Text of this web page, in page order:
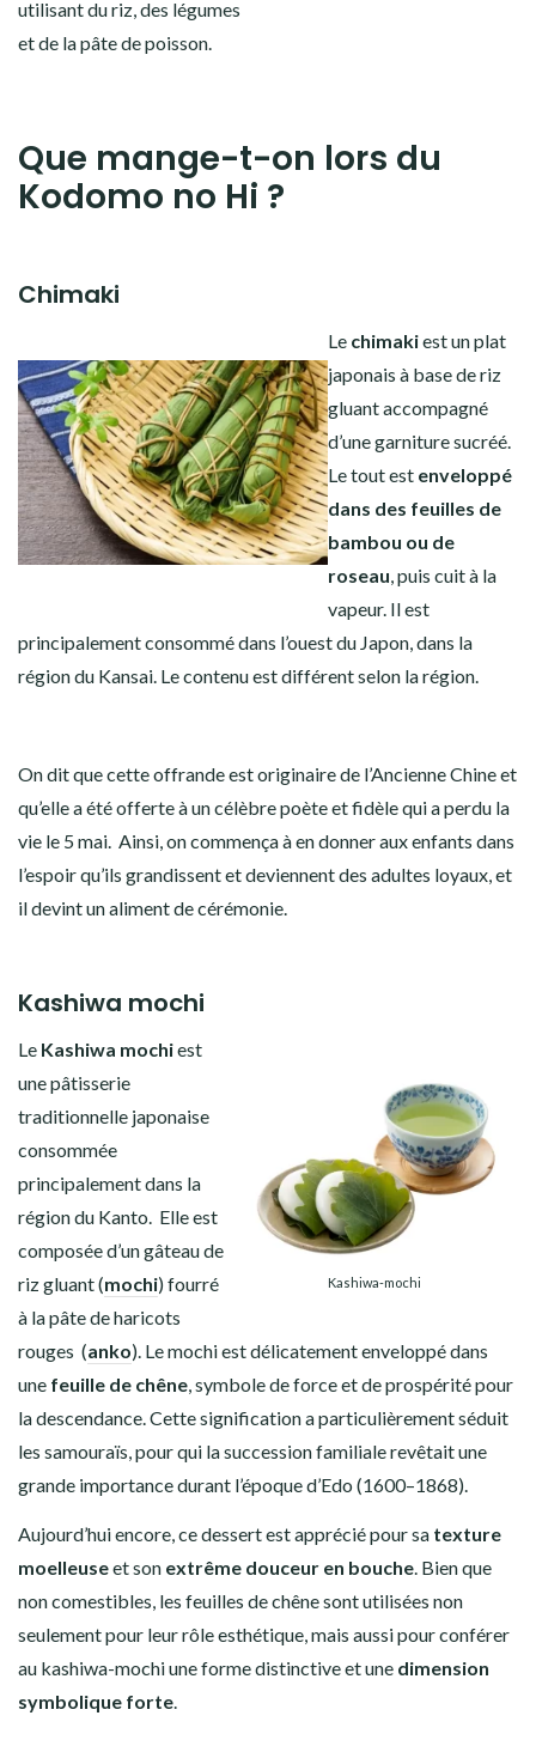
utilisant du riz, des légumes
et de la pâte de poisson.
Que mange-t-on lors du
Kodomo no Hi ?
Chimaki
Le chimakiest un plat
japonais à base de riz
gluant accompagné
d’une garniture sucréé.
Le tout est enveloppé
dans des feuilles de
bambou ou de
roseau, puis cuit à la
vapeur. Il est
principalement consommé dans l’ouest du Japon, dans la
région du Kansai. Le contenu est différent selon la région.
On dit que cette offrande est originaire de l’Ancienne Chine et
qu’elle a été offerte à un célèbre poète et fidèle qui a perdu la
vie le 5 mai. Ainsi, on commença à en donner aux enfants dans
l’espoir qu’ils grandissent et deviennent des adultes loyaux, et
il devint un aliment de cérémonie.
Kashiwa mochi
Kashiwa-mochi
Le Kashiwa mochiest
une pâtisserie
traditionnelle japonaise
consommée
principalement dans la
région du Kanto. Elle est
composée d’un gâteau de
riz gluant (mochi) fourré
à la pâte de haricots
rouges (anko). Le mochi est délicatement enveloppé dans
une feuille de chêne, symbole de force et de prospérité pour
la descendance. Cette signification a particulièrement séduit
les samouraïs, pour qui la succession familiale revêtait une
grande importance durant l’époque d’Edo (1600–1868).
Aujourd’hui encore, ce dessert est apprécié pour sa texture
moelleuseet son extrême douceur en bouche. Bien que
non comestibles, les feuilles de chêne sont utilisées non
seulement pour leur rôle esthétique, mais aussi pour conférer
au kashiwa-mochi une forme distinctive et une dimension
symbolique forte.